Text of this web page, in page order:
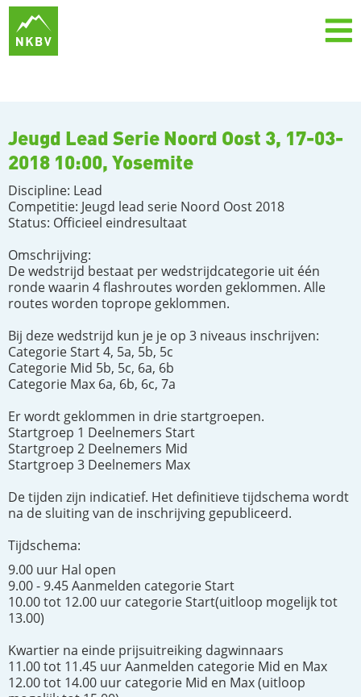
Jeugd Lead Serie Noord Oost 3, 17-03-
2018 10:00, Yosemite
Discipline: Lead
Competitie: Jeugd lead serie Noord Oost 2018
Status: Officieel eindresultaat
Omschrijving:
De wedstrijd bestaat per wedstrijdcategorie uit één
ronde waarin 4 flashroutes worden geklommen. Alle
routes worden toprope geklommen.
Bij deze wedstrijd kun je je op 3 niveaus inschrijven:
Categorie Start 4, 5a, 5b, 5c
Categorie Mid 5b, 5c, 6a, 6b
Categorie Max 6a, 6b, 6c, 7a
Er wordt geklommen in drie startgroepen.
Startgroep 1 Deelnemers Start
Startgroep 2 Deelnemers Mid
Startgroep 3 Deelnemers Max
De tijden zijn indicatief. Het definitieve tijdschema wordt
na de sluiting van de inschrijving gepubliceerd.
Tijdschema:
9.00 uur Hal open
9.00 - 9.45 Aanmelden categorie Start
10.00 tot 12.00 uur categorie Start(uitloop mogelijk tot
13.00)
Kwartier na einde prijsuitreiking dagwinnaars
11.00 tot 11.45 uur Aanmelden categorie Mid en Max
12.00 tot 14.00 uur categorie Mid en Max (uitloop